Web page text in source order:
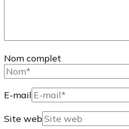
Nom complet
E-mail
Site web